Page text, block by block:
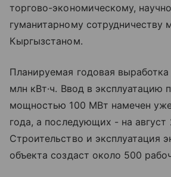
торгово-экономическому,
гуманитарному сотрудничеству
Кыргызстаном.
Планируемая годовая
млн кВт·ч. Ввод в эксплуатацию
мощностью 100 МВт намечен
года, а последующих - на август
Строительство и эксплуатация
объекта создаст около 500